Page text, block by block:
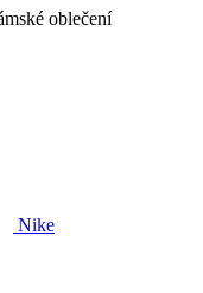
oblečení
Nike